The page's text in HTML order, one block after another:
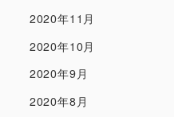
2020年11月
2020年10月
2020年9月
2020年8月